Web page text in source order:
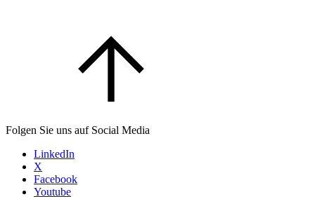
Folgen Sie uns auf Social Media
LinkedIn
X
Facebook
Youtube